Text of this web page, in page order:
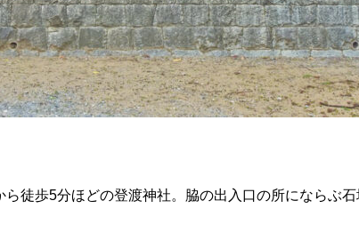
ら徒歩5分ほどの登渡神社。脇の出入口の所にならぶ石